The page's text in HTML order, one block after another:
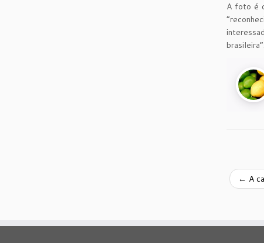
A foto é
brasileira”.
← A